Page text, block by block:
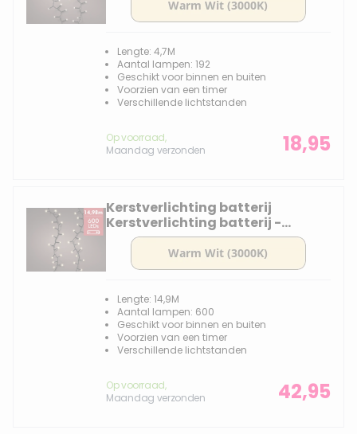
Lengte: 4,7M
Aantal lampen: 192
Geschikt voor binnen en buiten
Voorzien van een timer
Verschillende lichtstanden
Op voorraad,
Maandag verzonden
18,95
Kerstverlichting batterij
Kerstverlichting batterij -
Clusterverlichting - 14,9M - 600
lampjes -div lichtstanden
Lengte: 14,9M
Aantal lampen: 600
Geschikt voor binnen en buiten
Voorzien van een timer
Verschillende lichtstanden
Op voorraad,
Maandag verzonden
42,95